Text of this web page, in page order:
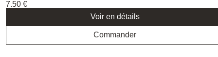
7.50 €
Voir en détails
Commander